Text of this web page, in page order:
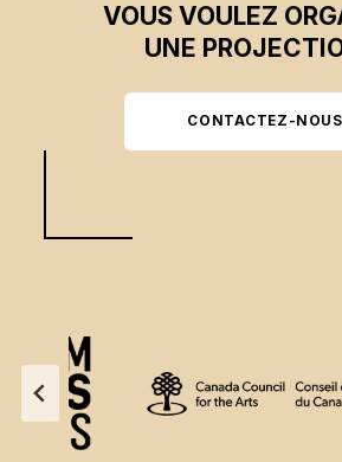
VOUS VOULEZ
UNE
CONTACTEZ-NOUS